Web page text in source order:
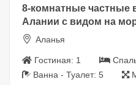
8-комнатные частные
Алании с видом на
Аланья
Гостиная: 1
Ванна - Туалет: 5